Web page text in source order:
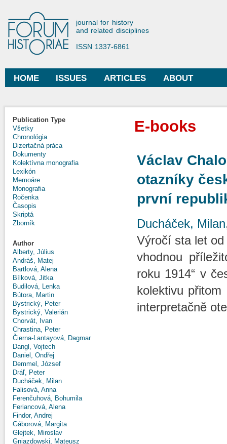
Forum Historiae
journal for history
and related disciplines
ISSN 1337-6861
Main menu
HOME ISSUES ARTICLES ABOUT
Publication Type
Všetky
Chronológia
Dizertačná práca
Dokumenty
Kolektívna monografia
Lexikón
Memoáre
Monografia
Ročenka
Časopis
Skriptá
Zborník
Author
Alberty, Július
Andráš, Matej
Bartlová, Alena
Bílková, Jitka
Budilová, Lenka
Bútora, Martin
Bystrický, Peter
Bystrický, Valerián
Chorvát, Ivan
Chrastina, Peter
Čierna-Lantayová, Dagmar
Dangl, Vojtech
Daniel, Ondřej
Demmel, József
Dráľ, Peter
Ducháček, Milan
Falisová, Anna
Ferenčuhová, Bohumila
Feriancová, Alena
Findor, Andrej
Gáborová, Margita
Glejtek, Miroslav
Gniazdowski, Mateusz
E-books
Václav
otazníky
první
Ducháček, Milan
Výročí sta let
vhodnou
roku 1914“ v
kolektivu přitom
interpretačně